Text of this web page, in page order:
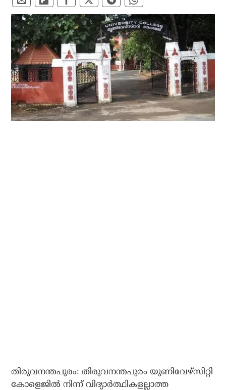
തിരുവനന്തപുരം: തിരുവനന്തപുരം യുണിവേഴ്‌സിറ്റി
കോളെജില്‍ നിന്ന് വിദ്യാര്‍ത്ഥികളല്ലാത്ത